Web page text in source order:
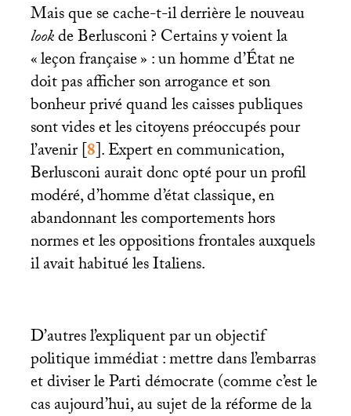
Mais que se cache-t-il derrière le nouveau
lookde Berlusconi? Certains y voient la
«leçon française» : un homme d’État ne
doit pas afficher son arrogance et son
bonheur privé quand les caisses publiques
sont vides et les citoyens préoccupés pour
l’avenir[8]. Expert en communication,
Berlusconi aurait donc opté pour un profil
modéré, d’homme d’état classique, en
abandonnant les comportements hors
normes et les oppositions frontales auxquels
il avait habitué les Italiens.
D’autres l’expliquent par un objectif
politique immédiat : mettre dans l’embarras
et diviser le Parti démocrate (comme c’est le
cas aujourd’hui, au sujet de la réforme de la